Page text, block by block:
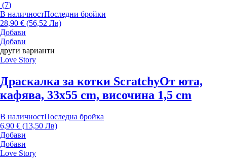
(7)
В наличностПоследни бройки
28,90 € (56,52 Лв)
Добави
Добави
други варианти
Love Story
Драскалка за котки ScratchyОт юта,
кафява, 33x55 cm, височина 1,5 cm
В наличностПоследна бройка
6,90 € (13,50 Лв)
Добави
Добави
Love Story